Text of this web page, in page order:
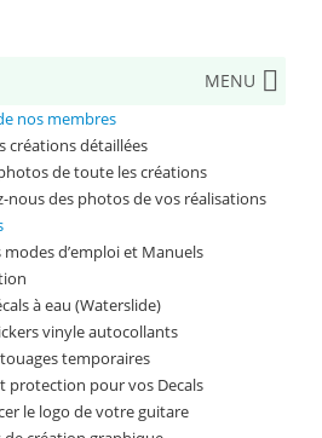
MENU
nos membres
créations détaillées
de toute les créations
nous des photos de vos réalisations
modes d’emploi et Manuels
à eau (Waterslide)
vinyle autocollants
temporaires
protection pour vos Decals
le logo de votre guitare